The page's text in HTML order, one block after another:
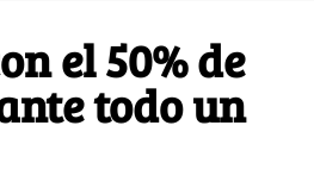
el 50% de
todo un